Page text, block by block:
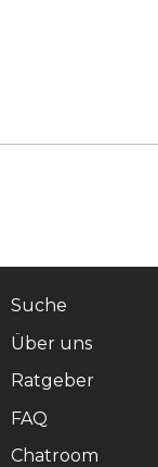
Suche
Über uns
Ratgeber
FAQ
Chatroom